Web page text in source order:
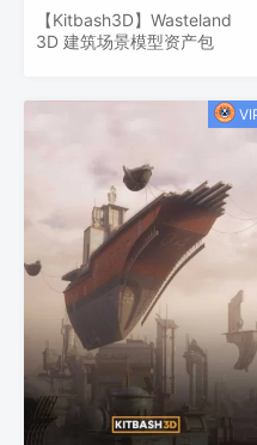
【Kitbash3D】Wasteland
3D 建筑场景模型资产包